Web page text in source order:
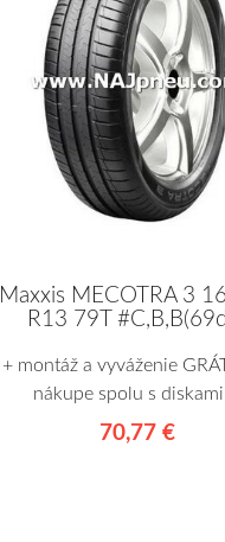
Maxxis MECOTRA 3
R13 79T
+ montáž a vyváženie
nákupe spolu s
70,77 €